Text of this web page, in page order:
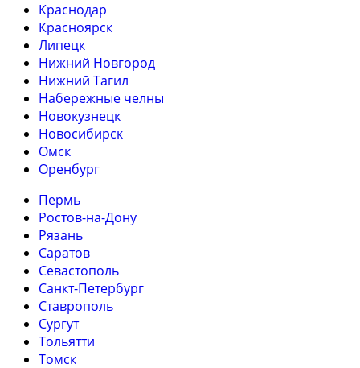
Краснодар
Красноярск
Липецк
Нижний Новгород
Нижний Тагил
Набережные челны
Новокузнецк
Новосибирск
Омск
Оренбург
Пермь
Ростов-на-Дону
Рязань
Саратов
Севастополь
Санкт-Петербург
Ставрополь
Сургут
Тольятти
Томск